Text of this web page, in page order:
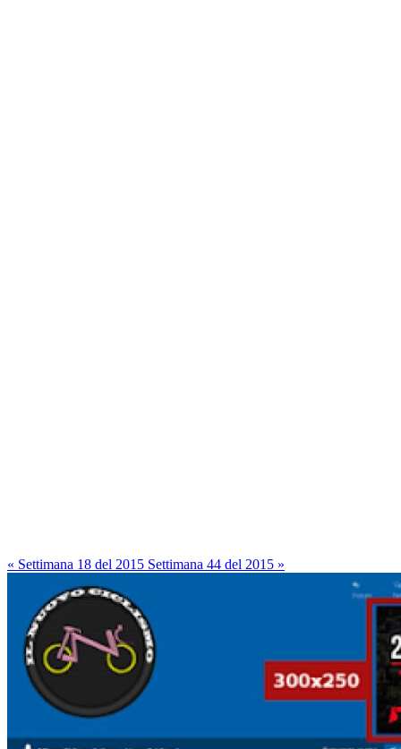
« Settimana 18 del 2015 Settimana 44 del 2015 »